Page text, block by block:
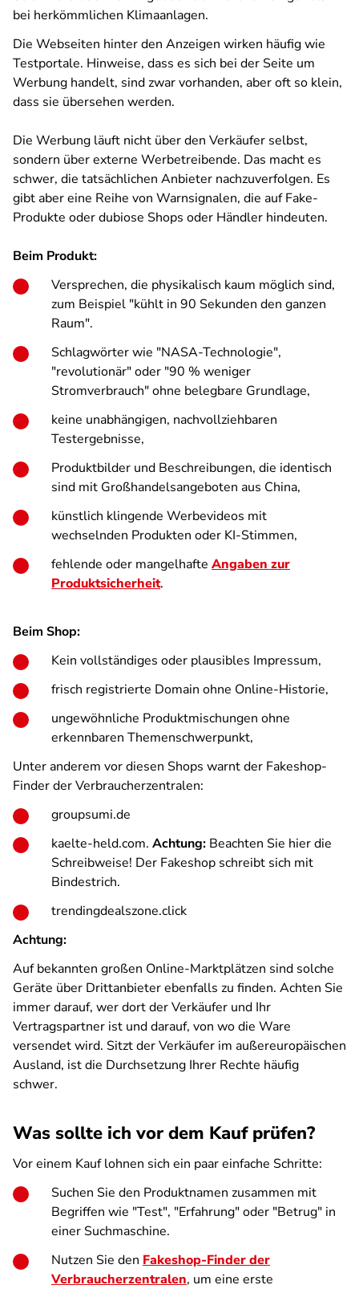
bei herkömmlichen Klimaanlagen.
Die Webseiten hinter den Anzeigen wirken häufig wie
Testportale. Hinweise, dass es sich bei der Seite um
Werbung handelt, sind zwar vorhanden, aber oft so klein,
dass sie übersehen werden.
Die Werbung läuft nicht über den Verkäufer selbst,
sondern über externe Werbetreibende. Das macht es
schwer, die tatsächlichen Anbieter nachzuverfolgen. Es
gibt aber eine Reihe von Warnsignalen, die auf Fake-
Produkte oder dubiose Shops oder Händler hindeuten.
Beim Produkt:
Versprechen, die physikalisch kaum möglich sind,
zum Beispiel "kühlt in 90 Sekunden den ganzen
Raum".
Schlagwörter wie "NASA-Technologie",
"revolutionär" oder "90 % weniger
Stromverbrauch" ohne belegbare Grundlage,
keine unabhängigen, nachvollziehbaren
Testergebnisse,
Produktbilder und Beschreibungen, die identisch
sind mit Großhandelsangeboten aus China,
künstlich klingende Werbevideos mit
wechselnden Produkten oder KI-Stimmen,
fehlende oder mangelhafte Angaben zur
Produktsicherheit.
Beim Shop:
Kein vollständiges oder plausibles Impressum,
frisch registrierte Domain ohne Online-Historie,
ungewöhnliche Produktmischungen ohne
erkennbaren Themenschwerpunkt,
Unter anderem vor diesen Shops warnt der Fakeshop-
Finder der Verbraucherzentralen:
groupsumi.de
kaelte-held.com. Achtung: Beachten Sie hier die
Schreibweise! Der Fakeshop schreibt sich mit
Bindestrich.
trendingdealszone.click
Achtung:
Auf bekannten großen Online-Marktplätzen sind solche
Geräte über Drittanbieter ebenfalls zu finden. Achten Sie
immer darauf, wer dort der Verkäufer und Ihr
Vertragspartner ist und darauf, von wo die Ware
versendet wird. Sitzt der Verkäufer im außereuropäischen
Ausland, ist die Durchsetzung Ihrer Rechte häufig
schwer.
Was sollte ich vor dem Kauf prüfen?
Vor einem Kauf lohnen sich ein paar einfache Schritte:
Suchen Sie den Produktnamen zusammen mit
Begriffen wie "Test", "Erfahrung" oder "Betrug" in
einer Suchmaschine.
Nutzen Sie den Fakeshop-Finder der
Verbraucherzentralen, um eine erste